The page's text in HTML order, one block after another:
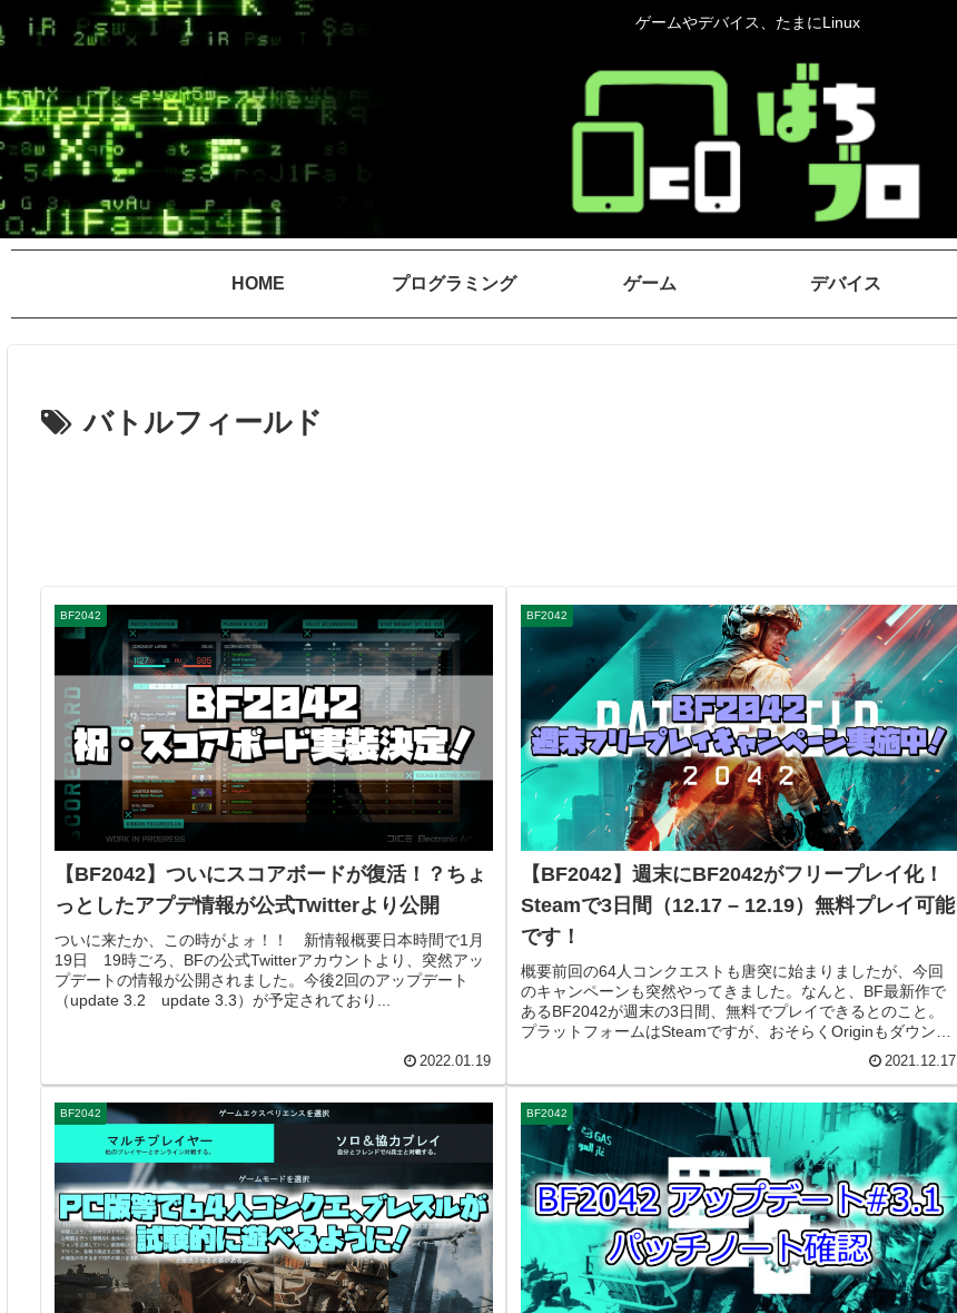
ゲームやデバイス、たまにLinux
HOME プログラミング ゲーム デバイス
バトルフィールド
BF2042
【BF2042】ついにスコアボードが復活！？ちょ
っとしたアプデ情報が公式Twitterより公開
ついに来たか、この時がよォ！！ 新情報概要日本時間で1月
19日 19時ごろ、BFの公式Twitterアカウントより、突然アッ
プデートの情報が公開されました。今後2回のアップデート
（update 3.2 update 3.3）が予定されており...
2022.01.19
BF2042
【BF2042】週末にBF2042がフリープレイ化！
Steamで3日間（12.17 – 12.19）無料プレイ可能
です！
概要前回の64人コンクエストも唐突に始まりましたが、今回
のキャンペーンも突然やってきました。なんと、BF最新作で
あるBF2042が週末の3日間、無料でプレイできるとのこと。
プラットフォームはSteamですが、おそらくOriginもダウンロ
2021.12.17
BF2042 BF2042